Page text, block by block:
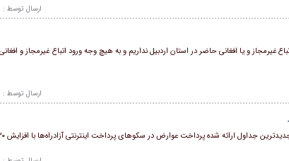
ارسال توسط :
غیرمجاز و یا افغانی حاضر در استان اردبیل نداریم و به هیچ وجه ورود اتباع غیرمجاز و
ارسال توسط :
ارائه شده پرداخت عوارض در سکوهای پرداخت اینترنتی آزادراه‌ها با افزایش ۳۰ درصدی روبرو شده است.